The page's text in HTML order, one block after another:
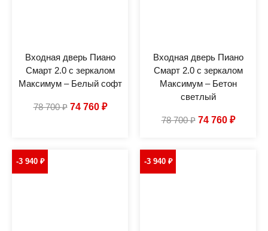
Входная дверь Пиано
Смарт 2.0 с зеркалом
Максимум – Белый софт
78 700₽ 74 760 ₽
Входная дверь Пиано
Смарт 2.0 с зеркалом
Максимум – Бетон
светлый
78 700₽ 74 760 ₽
-3 940 ₽ -3 940 ₽